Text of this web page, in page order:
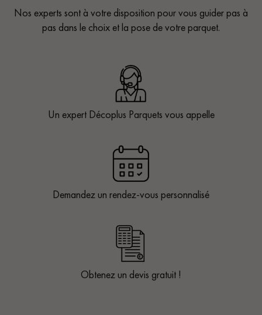
Nos experts sont à votre disposition pour vous guider pas à
pas dans le choix et la pose de votre parquet.
Un expert Décoplus Parquets vous appelle
Demandez un rendez-vous personnalisé
Obtenez un devis gratuit !